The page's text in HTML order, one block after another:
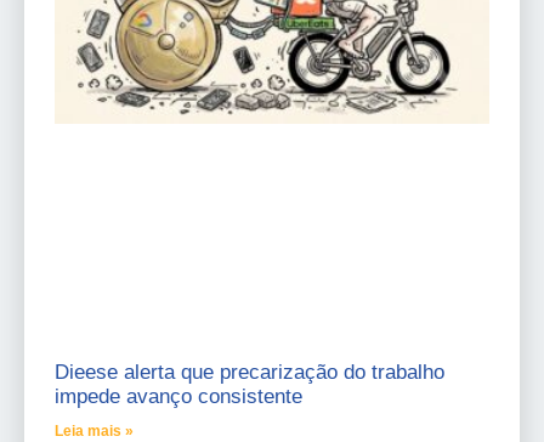
Dieese alerta que precarização do trabalho
impede avanço consistente
Leia mais »